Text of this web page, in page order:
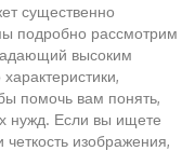
существенно
подробно рассмотрим
высоким
помочь вам понять,
нужд. Если вы ищете
изображения,